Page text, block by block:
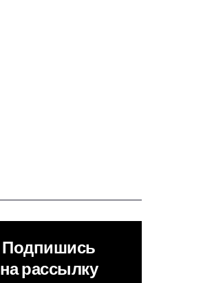
Подпишись
на рассылку